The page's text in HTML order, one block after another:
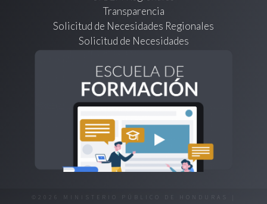
Transparencia
Solicitud de Necesidades Regionales
Solicitud de Necesidades
©2026 MINISTERIO PÚBLICO DE HONDURAS |